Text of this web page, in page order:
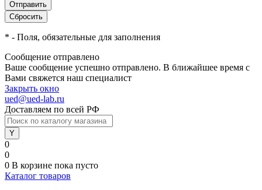
* - Поля, обязательные для заполнения
Сообщение отправлено
Ваше сообщение успешно отправлено. В ближайшее время с
Вами свяжется наш специалист
Закрыть окно
ued@ued-lab.ru
Доставляем по всей РФ
0
0
0 В корзине пока пусто
Каталог товаров